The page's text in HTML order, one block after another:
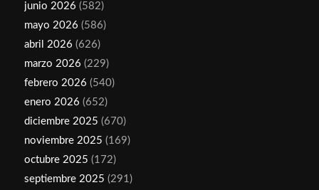
junio 2026 (582)
mayo 2026 (586)
abril 2026 (626)
marzo 2026 (229)
febrero 2026 (540)
enero 2026 (652)
diciembre 2025 (670)
noviembre 2025 (169)
octubre 2025 (172)
septiembre 2025 (291)